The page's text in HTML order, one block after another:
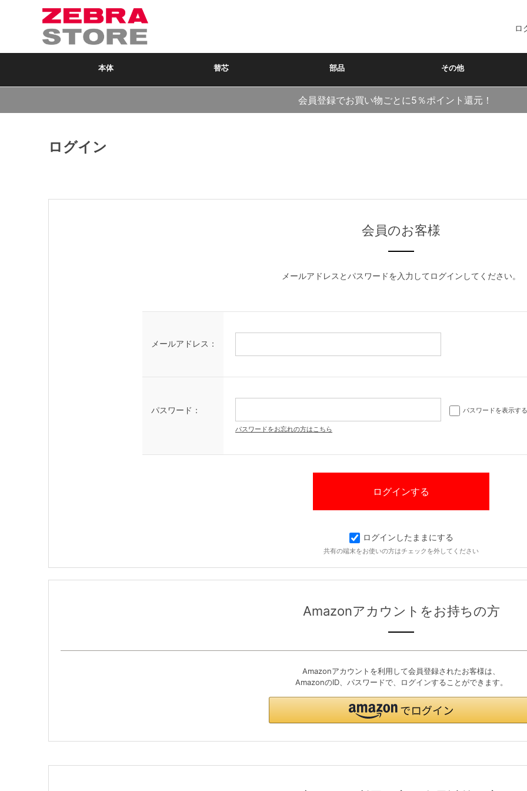
ロ
本体 替芯 部品 その他
会員登録でお買い物ごとに5％ポイント還元！
ログイン
会員のお客様
メールアドレスとパスワードを入力してログインしてください。
メールアドレス：
パスワード： パスワードを表示する
パスワードをお忘れの方はこちら
ログインしたままにする
共有の端末をお使いの方はチェックを外してください
Amazonアカウントをお持ちの方
Amazonアカウントを利用して会員登録されたお客様は、
AmazonのID、パスワードで、ログインすることができます。